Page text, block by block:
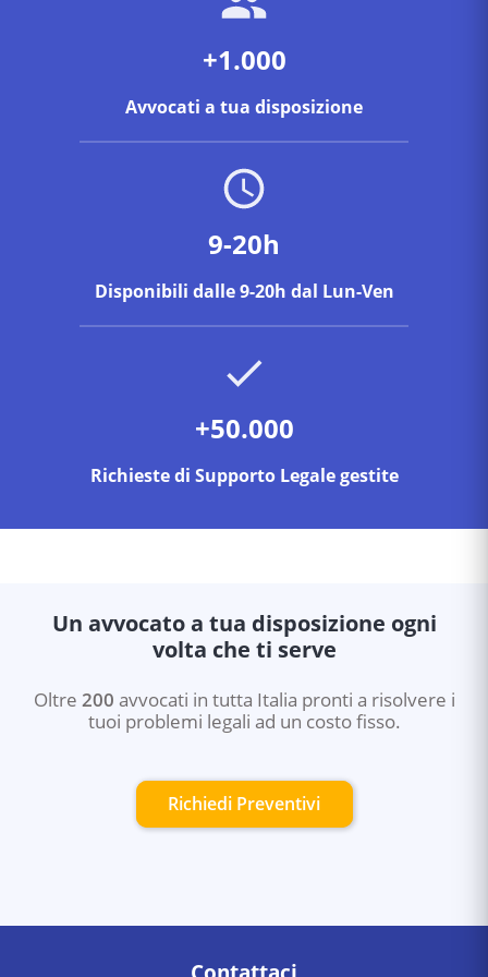
+1.000
Avvocati a tua disposizione
9-20h
Disponibili dalle 9-20h dal Lun-Ven
+50.000
Richieste di Supporto Legale gestite
Un avvocato a tua disposizione ogni
volta che ti serve
Oltre 200 avvocati in tutta Italia pronti a risolvere i
tuoi problemi legali ad un costo fisso.
Richiedi Preventivi